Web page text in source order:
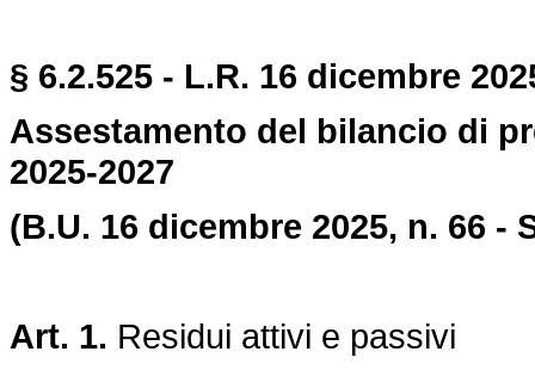
§ 6.2.525 - L.R. 16 dicembre
Assestamento del bilancio di
2025-2027
(B.U. 16 dicembre 2025, n. 66 -
Art. 1. Residui attivi e passivi